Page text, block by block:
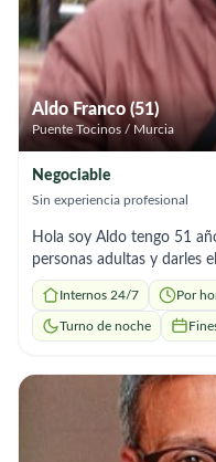
Aldo Franco (51)
Puente Tocinos / Murcia
Negociable
Sin experiencia profesional
Hola soy Aldo tengo 51
personas adultas y darles
responsable y valoro
du condición y con la
Internos 24/7 Por
Turno de noche